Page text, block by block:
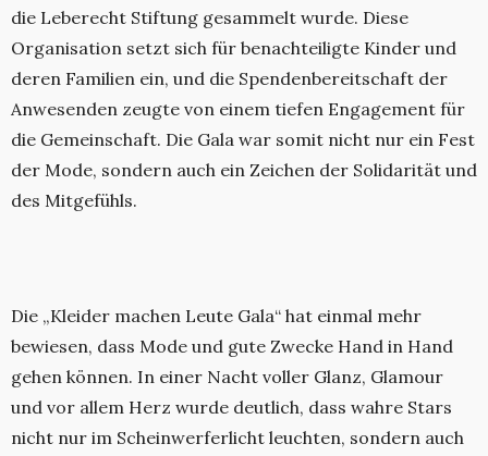
die Leberecht Stiftung gesammelt wurde. Diese
Organisation setzt sich für benachteiligte Kinder und
deren Familien ein, und die Spendenbereitschaft der
Anwesenden zeugte von einem tiefen Engagement für
die Gemeinschaft. Die Gala war somit nicht nur ein Fest
der Mode, sondern auch ein Zeichen der Solidarität und
des Mitgefühls.
Die „Kleider machen Leute Gala“ hat einmal mehr
bewiesen, dass Mode und gute Zwecke Hand in Hand
gehen können. In einer Nacht voller Glanz, Glamour
und vor allem Herz wurde deutlich, dass wahre Stars
nicht nur im Scheinwerferlicht leuchten, sondern auch